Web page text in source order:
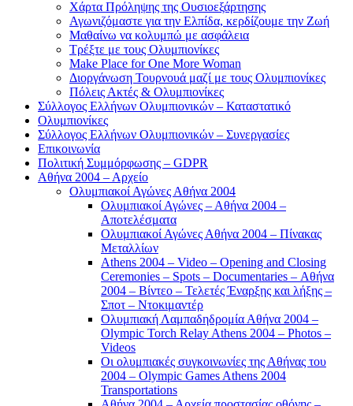
Χάρτα Πρόληψης της Ουσιοεξάρτησης
Αγωνιζόμαστε για την Ελπίδα, κερδίζουμε την Ζωή
Μαθαίνω να κολυμπώ με ασφάλεια
Τρέξτε με τους Ολυμπιονίκες
Make Place for One More Woman
Διοργάνωση Τουρνουά μαζί με τους Ολυμπιονίκες
Πόλεις Ακτές & Ολυμπιονίκες
Σύλλογος Ελλήνων Ολυμπιονικών – Καταστατικό
Ολυμπιονίκες
Σύλλογος Ελλήνων Ολυμπιονικών – Συνεργασίες
Επικοινωνία
Πολιτική Συμμόρφωσης – GDPR
Αθήνα 2004 – Αρχείο
Ολυμπιακοί Αγώνες Αθήνα 2004
Ολυμπιακοί Αγώνες – Αθήνα 2004 –
Αποτελέσματα
Ολυμπιακοί Αγώνες Αθήνα 2004 – Πίνακας
Μεταλλίων
Athens 2004 – Video – Opening and Closing
Ceremonies – Spots – Documentaries – Αθήνα
2004 – Βίντεο – Τελετές Έναρξης και λήξης –
Σποτ – Ντοκιμαντέρ
Ολυμπιακή Λαμπαδηδρομία Αθήνα 2004 –
Olympic Torch Relay Athens 2004 – Photos –
Videos
Οι ολυμπιακές συγκοινωνίες της Αθήνας του
2004 – Olympic Games Athens 2004
Transportations